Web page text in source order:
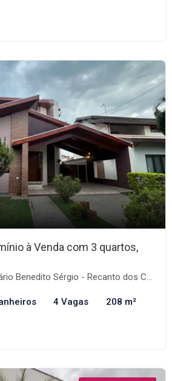
à Venda com 3 quartos,
Sérgio - Recanto dos Coqueirais, Taubaté-SP
4 Vagas 208 m²